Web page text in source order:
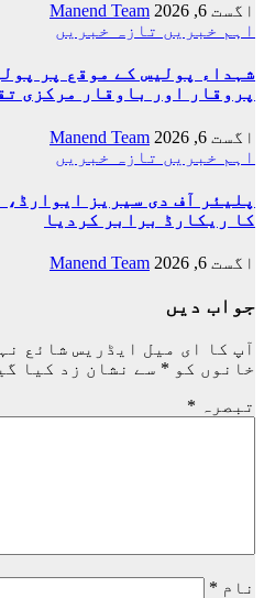
اگست 6, 2026
Manend Team
اہم خبریں تازہ خبریں
شہداء پولیس کے موقع پر
پروقار اور باوقار مرکزی
اگست 6, 2026
Manend Team
اہم خبریں تازہ خبریں
پلیئر آف دی سیریز
کا ریکارڈ برابر کردیا
اگست 6, 2026 Manend Team
جواب دیں
آپ کا ای میل ایڈریس شائع
خانوں کو * سے نشان زد کیا
تبصرہ *
نام *